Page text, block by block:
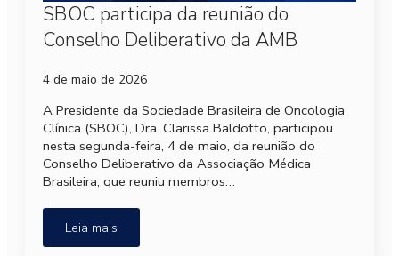
SBOC participa da reunião do
Conselho Deliberativo da AMB
4 de maio de 2026
A Presidente da Sociedade Brasileira de Oncologia
Clínica (SBOC), Dra. Clarissa Baldotto, participou
nesta segunda-feira, 4 de maio, da reunião do
Conselho Deliberativo da Associação Médica
Brasileira, que reuniu membros…
Leia mais